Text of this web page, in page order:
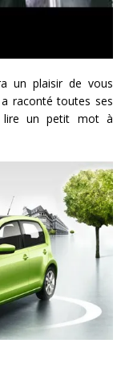
un plaisir de vous
raconté toutes ses
lire un petit mot à